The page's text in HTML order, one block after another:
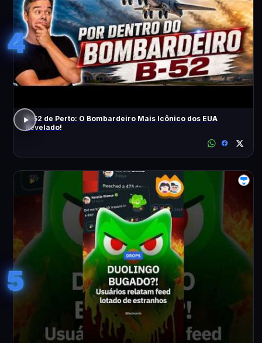
4
B-52 de Perto: O Bombardeiro Mais Icônico dos EUA
Revelado!
5